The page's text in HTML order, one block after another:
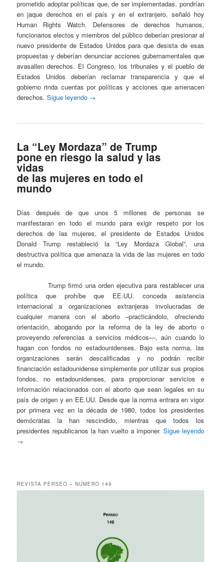
prometido adoptar políticas que, de ser implementadas, pondrían
en jaque derechos en el país y en el extranjero, señaló hoy
Human Rights Watch. Defensores de derechos humanos,
funcionarios electos y miembros del público deberían presionar al
nuevo presidente de Estados Unidos para que desista de esas
propuestas y deberían denunciar acciones gubernamentales que
avasallen derechos. El Congreso, los tribunales y el pueblo de
Estados Unidos deberían reclamar transparencia y que el
gobierno rinda cuentas por políticas y acciones que amenacen
derechos.Sigue leyendo →
La “Ley Mordaza” de Trump
pone en riesgo la salud y las
vidas
de las mujeres en todo el
mundo
Días después de que unos 5 millones de personas se
manifestaran en todo el mundo para exigir respeto por los
derechos de las mujeres, el presidente de Estados Unidos
Donald Trump restableció la “Ley Mordaza Global”, una
destructiva política que amenaza la vida de las mujeres en todo
el mundo.
Trump firmó una orden ejecutiva para restablecer una
política que prohíbe que EE.UU. conceda asistencia
internacional a organizaciones extranjeras involucradas de
cualquier manera con el aborto –practicándolo, ofreciendo
orientación, abogando por la reforma de la ley de aborto o
proveyendo referencias a servicios médicos—, aún cuando lo
hagan con fondos no estadounidenses. Bajo esta norma, las
organizaciones serán descalificadas y no podrán recibir
financiación estadounidense simplemente por utilizar sus propios
fondos, no estadounidenses, para proporcionar servicios e
información relacionados con el aborto que sean legales en su
país de origen y en EE.UU. Desde que la norma entrara en vigor
por primera vez en la década de 1980, todos los presidentes
demócratas la han rescindido, mientras que todos los
presidentes republicanos la han vuelto a imponer. Sigue leyendo
→
REVISTA PERSEO – NÚMERO 149